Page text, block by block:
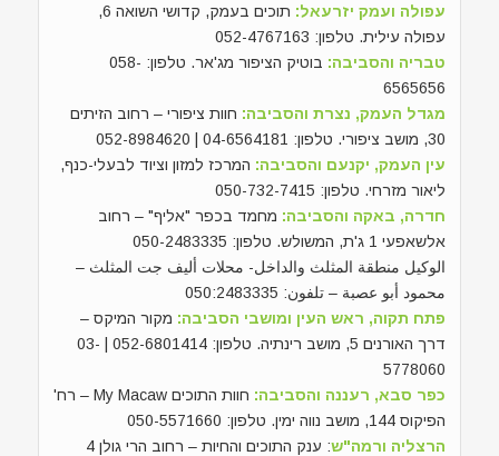
עפולה ועמק יזרעאל:
תוכים בעמק, קדושי השואה 6,
עפולה עילית. טלפון: 052-4767163
טבריה והסביבה:
בוטיק הציפור מג'אר. טלפון: 058-
6565656
מגדל העמק, נצרת והסביבה: חוות ציפורי – רחוב הזיתים
30, מושב ציפורי. טלפון: 04-6564181 | 052-8984620
עין העמק, יקנעם והסביבה: המרכז למזון וציוד לבעלי-כנף,
ליאור מזרחי. טלפון: 050-732-7415
חדרה, באקה והסביבה: מחמד בכפר "אליף" – רחוב
אלשאפעי 1 ג'ת, המשולש. טלפון: 050-2483335
الوكيل منطقة المثلث والداخل- محلات أليف جت المثلث –
محمود أبو عصبة – تلفون: 050:2483335
פתח תקוה, ראש העין ומושבי הסביבה: מקור המיקס –
דרך האורנים 5, מושב רינתיה. טלפון: 052-6801414 | 03-
5778060
כפר סבא, רעננה והסביבה:
חוות התוכים My Macaw – רח'
הפיקוס 144, מושב נווה ימין. טלפון: 050-5571660
הרצליה ורמה"ש
: ענק התוכים והחיות – רחוב הרי גולן 4